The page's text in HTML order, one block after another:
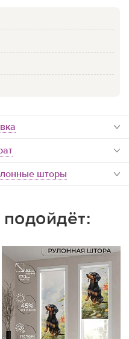
шторы